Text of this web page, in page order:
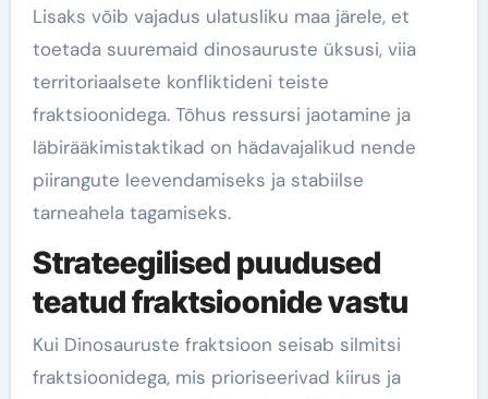
Lisaks võib vajadus ulatusliku maa järele, et
toetada suuremaid dinosauruste üksusi, viia
territoriaalsete konfliktideni teiste
fraktsioonidega. Tõhus ressursi jaotamine ja
läbirääkimistaktikad on hädavajalikud nende
piirangute leevendamiseks ja stabiilse
tarneahela tagamiseks.
Strateegilised puudused
teatud fraktsioonide vastu
Kui Dinosauruste fraktsioon seisab silmitsi
fraktsioonidega, mis prioriseerivad kiirus ja